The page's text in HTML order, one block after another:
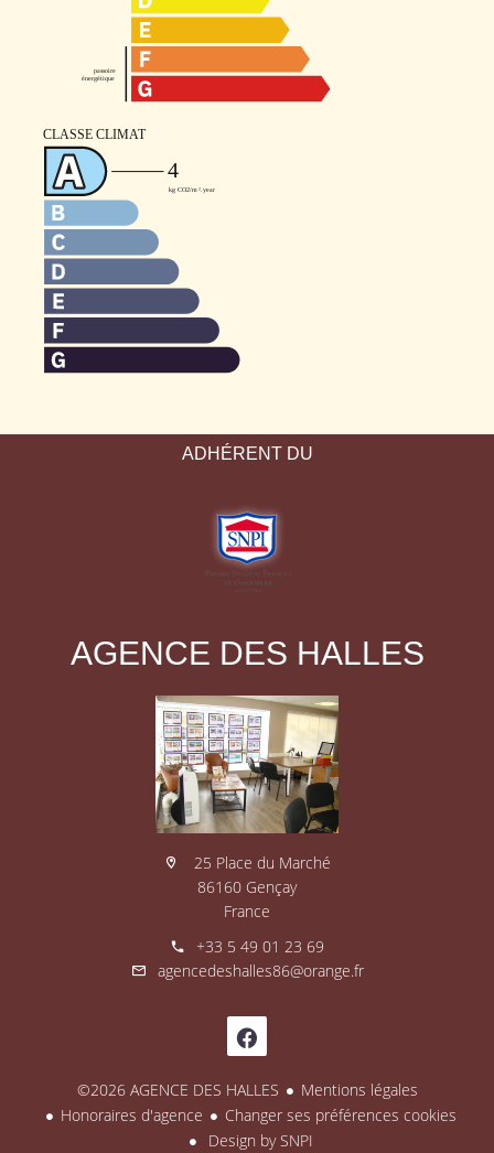
ADHÉRENT DU
AGENCE DES HALLES
25 Place du Marché
86160 Gençay
France
+33 5 49 01 23 69
agencedeshalles86@orange.fr
©2026 AGENCE DES HALLES
Mentions légales
Honoraires d'agence
Changer ses préférences cookies
Design bySNPI